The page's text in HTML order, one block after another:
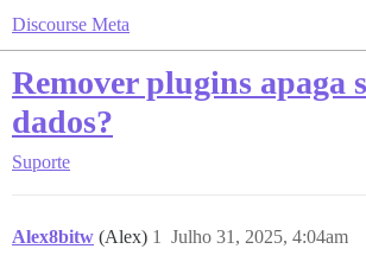
Discourse Meta
Remover plugins apaga
dados?
Suporte
Alex8bitw (Alex) Julho 31, 2025, 4:04am
1